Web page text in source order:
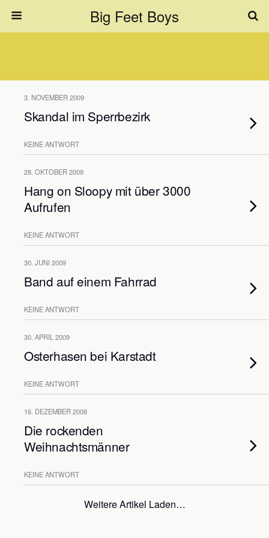
Big Feet Boys
3. NOVEMBER 2009
Skandal im Sperrbezirk
KEINE ANTWORT
28. OKTOBER 2009
Hang on Sloopy mit über 3000
Aufrufen
KEINE ANTWORT
30. JUNI 2009
Band auf einem Fahrrad
KEINE ANTWORT
30. APRIL 2009
Osterhasen bei Karstadt
KEINE ANTWORT
16. DEZEMBER 2008
Die rockenden
Weihnachtsmänner
KEINE ANTWORT
Weitere Artikel Laden…